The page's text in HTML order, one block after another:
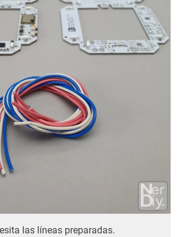
las líneas preparadas.